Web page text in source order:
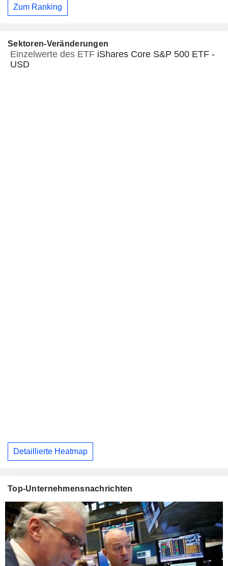
Zum Ranking
Sektoren-Veränderungen
Einzelwerte des ETF iShares Core S&P 500 ETF -
USD
Detaillierte Heatmap
Top-Unternehmensnachrichten